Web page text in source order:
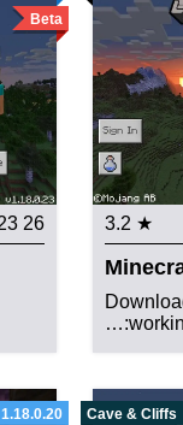
★ 3.2
Beta
26 August 2023
Cave & Cliffs
1.18.0.20